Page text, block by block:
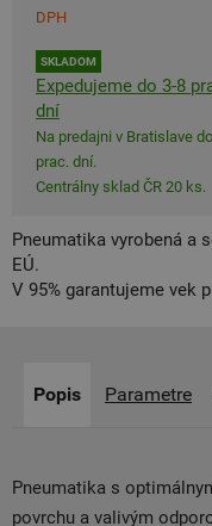
DPH
SKLADOM
Expedujeme do 3-8
dní
Na predajni v Bratislave
prac. dní.
Centrálny sklad ČR 20 ks.
Pneumatika vyrobená a
EÚ.
V 95% garantujeme vek
Popis Parametre
Pneumatika s
povrchu a valivým